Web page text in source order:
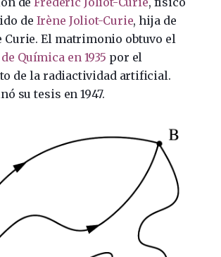
de Irène Joliot-Curie, hija de
Curie. El matrimonio obtuvo el
Química en 1935 por el
de la radiactividad artificial.
su tesis en 1947.